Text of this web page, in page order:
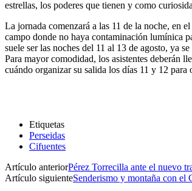
estrellas, los poderes que tienen y como
La jornada comenzará a las 11 de la noche, en
campo donde no haya contaminación lumínica
suele ser las noches del 11 al 13 de agosto, ya
Para mayor comodidad, los asistentes deberán
cuándo organizar su salida los días 11 y 12
Etiquetas
Perseidas
Cifuentes
Artículo anteriorPérez Torrecilla ante el nuevo
Artículo siguienteSenderismo y montaña con el